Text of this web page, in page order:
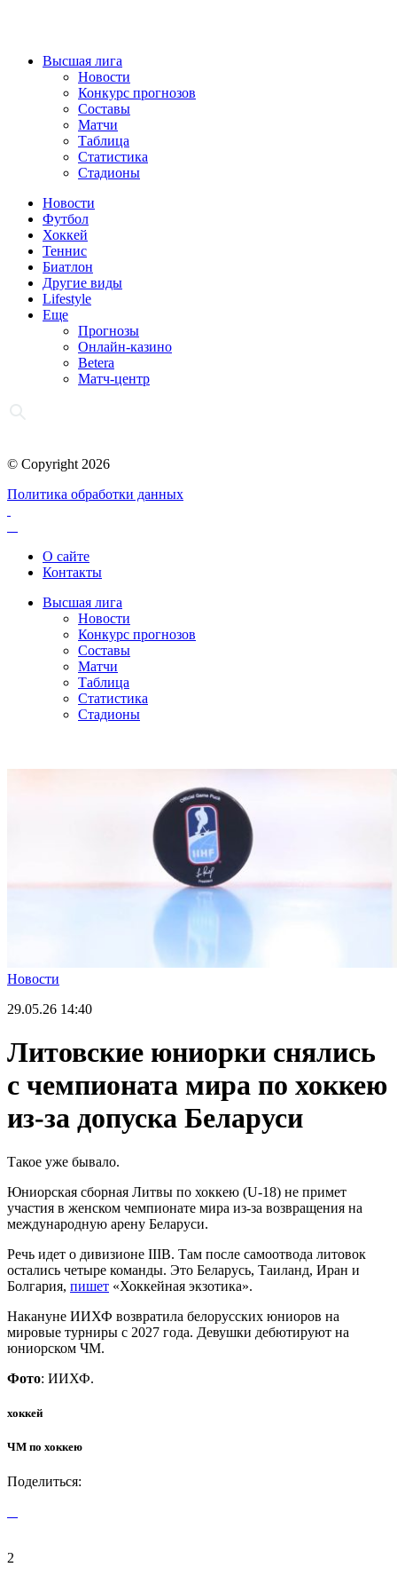
Высшая лига
Новости
Конкурс прогнозов
Составы
Матчи
Таблица
Статистика
Стадионы
Новости
Футбол
Хоккей
Теннис
Биатлон
Другие виды
Lifestyle
Еще
Прогнозы
Онлайн-казино
Betera
Матч-центр
© Copyright 2026
Политика обработки данных
О сайте
Контакты
Высшая лига
Новости
Конкурс прогнозов
Составы
Матчи
Таблица
Статистика
Стадионы
Новости
29.05.26 14:40
Литовские юниорки снялись
с чемпионата мира по хоккею
из-за допуска Беларуси
Такое уже бывало.
Юниорская сборная Литвы по хоккею (U-18) не примет
участия в женском чемпионате мира из-за возвращения на
международную арену Беларуси.
Речь идет о дивизионе IIIB. Там после самоотвода литовок
остались четыре команды. Это Беларусь, Таиланд, Иран и
Болгария, пишет «Хоккейная экзотика».
Накануне ИИХФ возвратила белорусских юниоров на
мировые турниры с 2027 года. Девушки дебютируют на
юниорском ЧМ.
Фото: ИИХФ.
хоккей
ЧМ по хоккею
Поделиться:
2